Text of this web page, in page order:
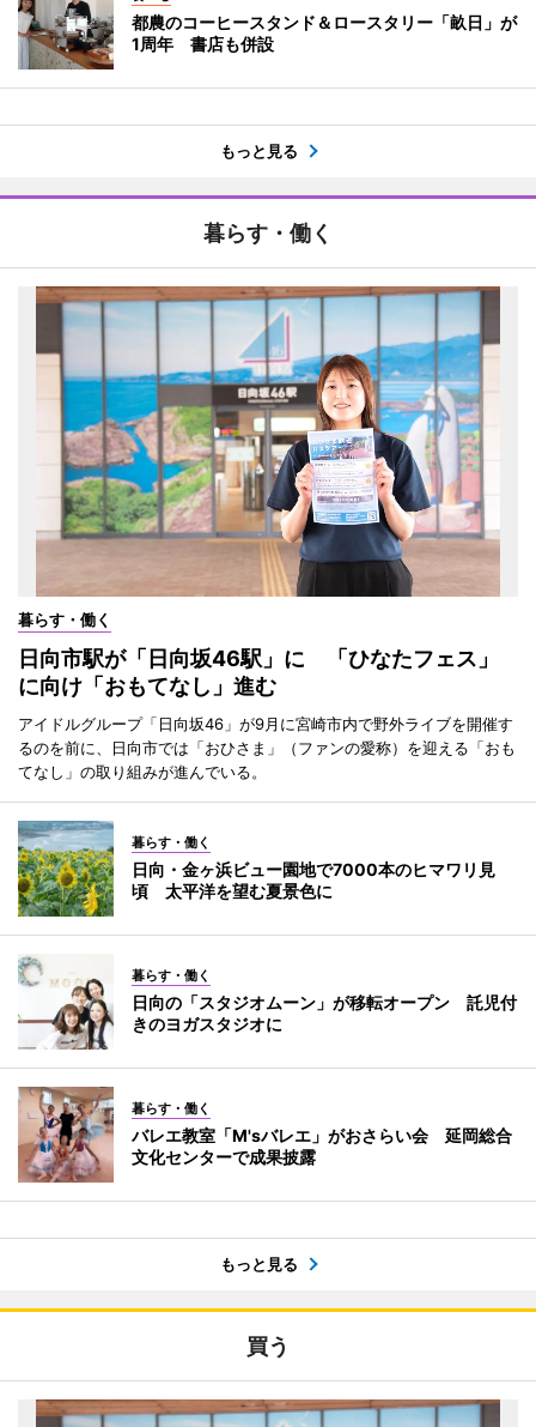
都農のコーヒースタンド＆ロースタリー「畝日」が
1周年 書店も併設
もっと見る
暮らす・働く
暮らす・働く
日向市駅が「日向坂46駅」に 「ひなたフェス」
に向け「おもてなし」進む
アイドルグループ「日向坂46」が9月に宮崎市内で野外ライブを開催す
るのを前に、日向市では「おひさま」（ファンの愛称）を迎える「おも
てなし」の取り組みが進んでいる。
暮らす・働く
日向・金ヶ浜ビュー園地で7000本のヒマワリ見
頃 太平洋を望む夏景色に
暮らす・働く
日向の「スタジオムーン」が移転オープン 託児付
きのヨガスタジオに
暮らす・働く
バレエ教室「M'sバレエ」がおさらい会 延岡総合
文化センターで成果披露
もっと見る
買う